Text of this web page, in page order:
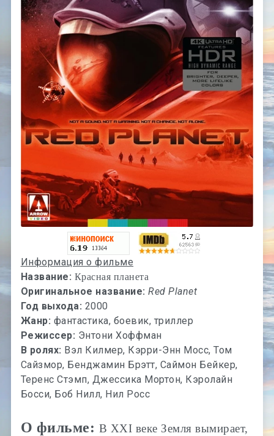
Информация о фильме
Название: Красная планета
Оригинальное название:Red Planet
Год выхода: 2000
Жанр: фантастика, боевик, триллер
Режиссер: Энтони Хоффман
В ролях: Вэл Килмер, Кэрри-Энн Мосс, Том
Сайзмор, Бенджамин Брэтт, Саймон Бейкер,
Теренс Стэмп, Джессика Мортон, Кэролайн
Босси, Боб Нилл, Нил Росс
О фильме: В XXI веке Земля вымирает,